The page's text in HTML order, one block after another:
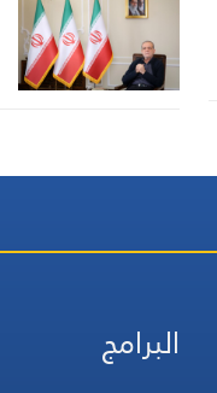
البرامج